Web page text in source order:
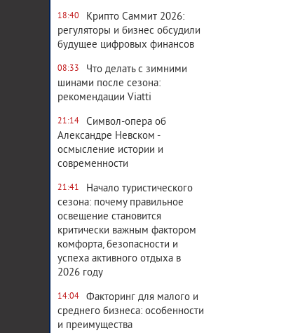
18:40
Крипто Саммит 2026:
регуляторы и бизнес обсудили
будущее цифровых финансов
08:33
Что делать с зимними
шинами после сезона:
рекомендации Viatti
21:14
Символ-опера об
Александре Невском -
осмысление истории и
современности
21:41
Начало туристического
сезона: почему правильное
освещение становится
критически важным фактором
комфорта, безопасности и
успеха активного отдыха в
2026 году
14:04
Факторинг для малого и
среднего бизнеса: особенности
и преимущества